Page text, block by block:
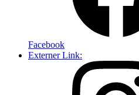
Facebook
Externer Link: